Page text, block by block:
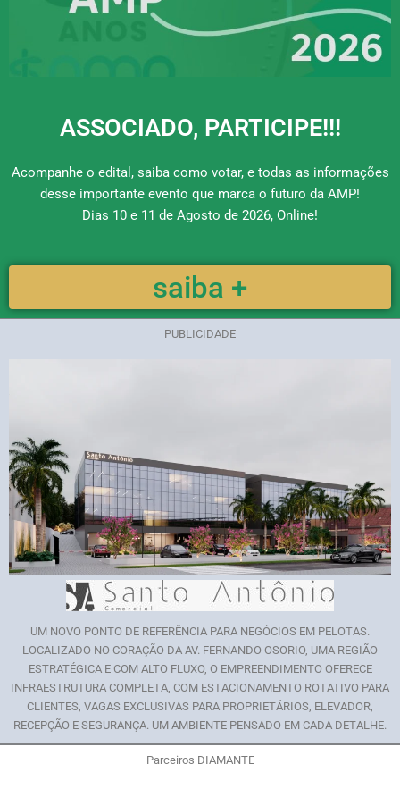
ASSOCIADO, PARTICIPE!!!
Acompanhe o edital, saiba como votar, e todas as informações
desse importante evento que marca o futuro da AMP!
Dias 10 e 11 de Agosto de 2026, Online!
saiba +
PUBLICIDADE
UM NOVO PONTO DE REFERÊNCIA PARA NEGÓCIOS EM PELOTAS.
LOCALIZADO NO CORAÇÃO DA AV. FERNANDO OSORIO, UMA REGIÃO
ESTRATÉGICA E COM ALTO FLUXO, O EMPREENDIMENTO OFERECE
INFRAESTRUTURA COMPLETA, COM ESTACIONAMENTO ROTATIVO PARA
CLIENTES, VAGAS EXCLUSIVAS PARA PROPRIETÁRIOS, ELEVADOR,
RECEPÇÃO E SEGURANÇA. UM AMBIENTE PENSADO EM CADA DETALHE.
Parceiros DIAMANTE